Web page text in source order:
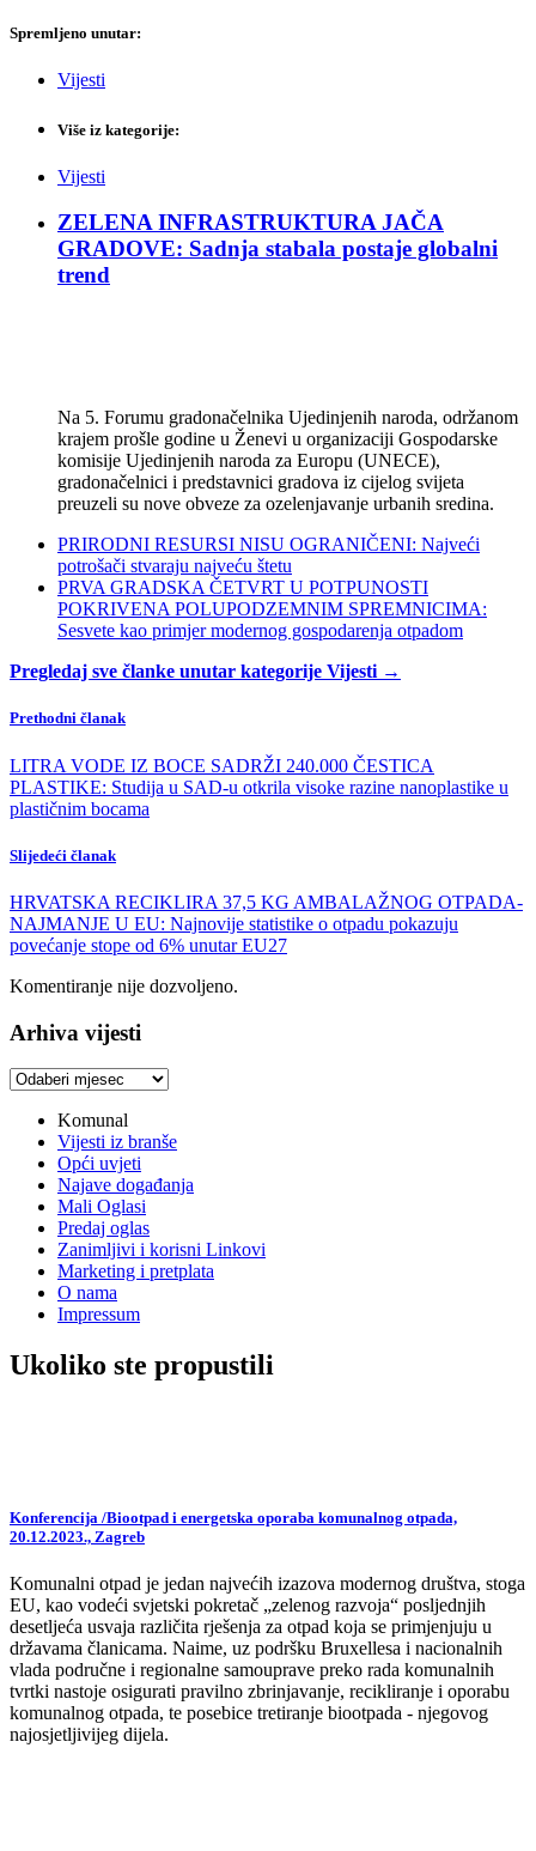
Spremljeno unutar:
Vijesti
Više iz kategorije:
Vijesti
ZELENA INFRASTRUKTURA JAČA
GRADOVE: Sadnja stabala postaje globalni
trend
Na 5. Forumu gradonačelnika Ujedinjenih naroda, održanom
krajem prošle godine u Ženevi u organizaciji Gospodarske
komisije Ujedinjenih naroda za Europu (UNECE),
gradonačelnici i predstavnici gradova iz cijelog svijeta
preuzeli su nove obveze za ozelenjavanje urbanih sredina.
PRIRODNI RESURSI NISU OGRANIČENI: Najveći
potrošači stvaraju najveću štetu
PRVA GRADSKA ČETVRT U POTPUNOSTI
POKRIVENA POLUPODZEMNIM SPREMNICIMA:
Sesvete kao primjer modernog gospodarenja otpadom
Pregledaj sve članke unutar kategorije Vijesti →
Prethodni članak
LITRA VODE IZ BOCE SADRŽI 240.000 ČESTICA
PLASTIKE: Studija u SAD-u otkrila visoke razine nanoplastike u
plastičnim bocama
Slijedeći članak
HRVATSKA RECIKLIRA 37,5 KG AMBALAŽNOG OTPADA-
NAJMANJE U EU: Najnovije statistike o otpadu pokazuju
povećanje stope od 6% unutar EU27
Komentiranje nije dozvoljeno.
Arhiva vijesti
Arhiva
Komunal
Vijesti iz branše
Opći uvjeti
Najave događanja
Mali Oglasi
Predaj oglas
Zanimljivi i korisni Linkovi
Marketing i pretplata
O nama
Impressum
Ukoliko ste propustili
Konferencija /Biootpad i energetska oporaba komunalnog otpada,
20.12.2023., Zagreb
Komunalni otpad je jedan najvećih izazova modernog društva, stoga
EU, kao vodeći svjetski pokretač „zelenog razvoja“ posljednjih
desetljeća usvaja različita rješenja za otpad koja se primjenjuju u
državama članicama. Naime, uz podršku Bruxellesa i nacionalnih
vlada područne i regionalne samouprave preko rada komunalnih
tvrtki nastoje osigurati pravilno zbrinjavanje, recikliranje i oporabu
komunalnog otpada, te posebice tretiranje biootpada - njegovog
najosjetljivijeg dijela.